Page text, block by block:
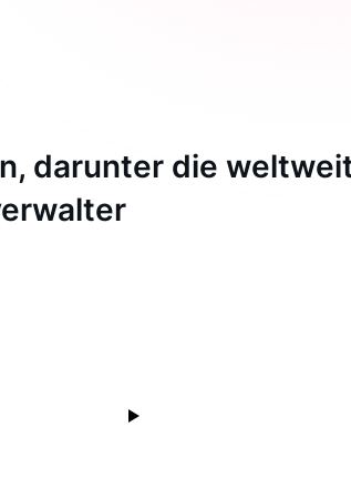
darunter die